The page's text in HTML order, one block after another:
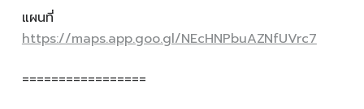
แผนที่
https://maps.app.goo.gl/NEcHNPbuAZNfUVrc7
=================